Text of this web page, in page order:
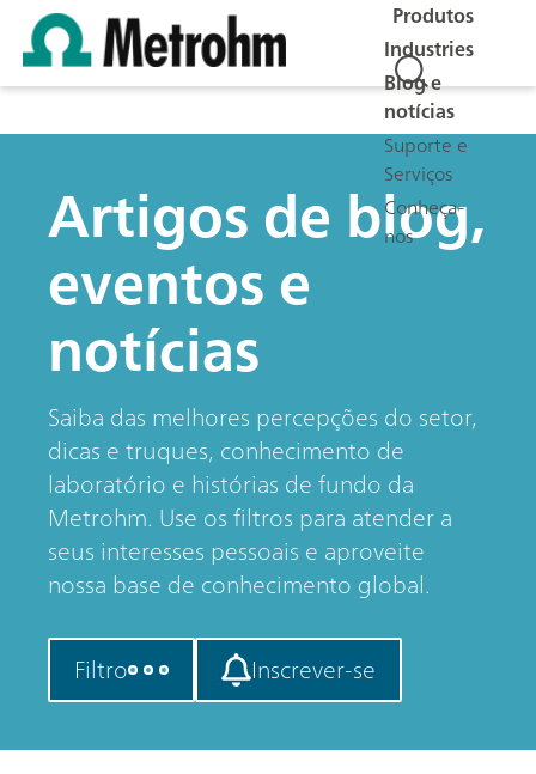
Produtos
Industries
Blog e
notícias
Suporte e
Serviços
Conheça-
nos
Artigos de blog,
eventos e
notícias
Saiba das melhores percepções do setor,
dicas e truques, conhecimento de
laboratório e histórias de fundo da
Metrohm. Use os filtros para atender a
seus interesses pessoais e aproveite
nossa base de conhecimento global.
Filtro Inscrever-se